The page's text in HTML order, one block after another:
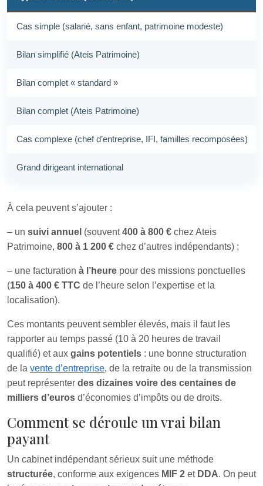
Cas simple (salarié, sans enfant, patrimoine modeste)
Bilan simplifié (Ateis Patrimoine)
Bilan complet « standard »
Bilan complet (Ateis Patrimoine)
Cas complexe (chef d’entreprise, IFI, familles recomposées)
Grand dirigeant international
À cela peuvent s’ajouter :
– un suivi annuel (souvent400 à 800 € chez Ateis
Patrimoine, 800 à 1 200 € chez d’autres indépendants) ;
– une facturation à l’heure pour des missions ponctuelles
(150 à 400 € TTC de l’heure selon l’expertise et la
localisation).
Ces montants peuvent sembler élevés, mais il faut les
rapporter au temps passé (10 à 20 heures de travail
qualifié) et aux gains potentiels : une bonne structuration
de la vente d’entreprise, de la retraite ou de la transmission
peut représenter des dizaines voire des centaines de
milliers d’euros d’économies d’impôts ou de droits.
Comment se déroule un vrai bilan
payant
Un cabinet indépendant sérieux suit une méthode
structurée, conforme aux exigences MIF 2 et DDA. On peut